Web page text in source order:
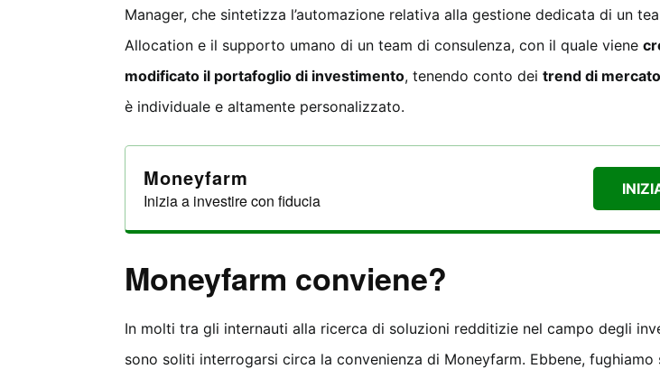
Manager, che sintetizza l’automazione relativa alla gestione dedicata di un
Allocation e il supporto umano di un team di consulenza, con il quale viene
modificato il portafoglio di investimento, tenendo conto dei trend di mercato
è individuale e altamente personalizzato.
Moneyfarm
Inizia a investire con fiducia
Moneyfarm conviene?
In molti tra gli internauti alla ricerca di soluzioni redditizie nel campo degli
sono soliti interrogarsi circa la convenienza di Moneyfarm. Ebbene, fughiamo